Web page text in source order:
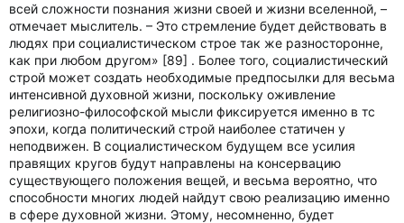
всей сложности познания жизни своей и жизни вселенной, –
отмечает мыслитель. – Это стремление будет действовать в
людях при социалистическом строе так же разносторонне,
как при любом другом» [89] . Более того, социалистический
строй может создать необходимые предпосылки для весьма
интенсивной духовной жизни, поскольку оживление
религиозно-философской мысли фиксируется именно в тс
эпохи, когда политический строй наиболее статичен у
неподвижен. В социалистическом будущем все усилия
правящих кругов будут направлены на консервацию
существующего положения вещей, и весьма вероятно, что
способности многих людей найдут свою реализацию именно
в сфере духовной жизни. Этому, несомненно, будет